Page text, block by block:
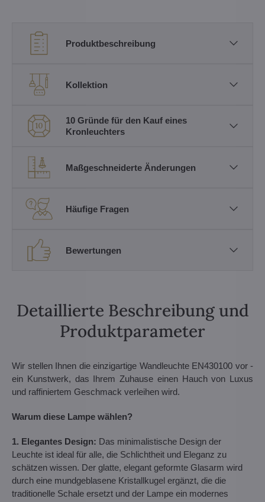
Produktbeschreibung
Kollektion
10 Gründe für den Kauf eines
Kronleuchters
Maßgeschneiderte Änderungen
Häufige Fragen
Bewertungen
Detaillierte Beschreibung und
Produktparameter
Wir stellen Ihnen die einzigartige Wandleuchte EN430100 vor -
ein Kunstwerk, das Ihrem Zuhause einen Hauch von Luxus
und raffiniertem Geschmack verleihen wird.
Warum diese Lampe wählen?
1. Elegantes Design: Das minimalistische Design der
Leuchte ist ideal für alle, die Schlichtheit und Eleganz zu
schätzen wissen. Der glatte, elegant geformte Glasarm wird
durch eine mundgeblasene Kristallkugel ergänzt, die die
traditionelle Schale ersetzt und der Lampe ein modernes